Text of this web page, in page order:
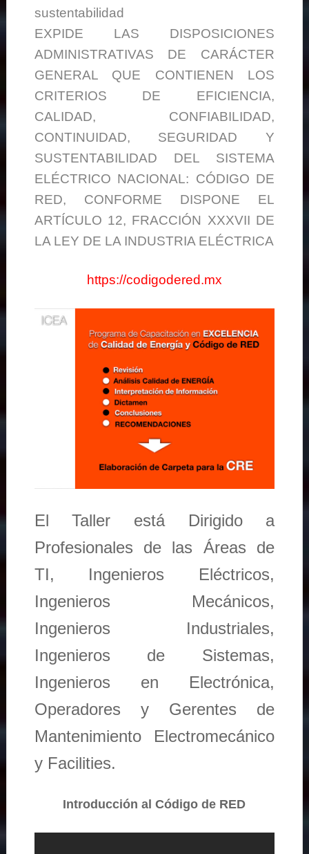
sustentabilidad
EXPIDE LAS DISPOSICIONES
ADMINISTRATIVAS DE CARÁCTER
GENERAL QUE CONTIENEN LOS
CRITERIOS DE EFICIENCIA,
CALIDAD, CONFIABILIDAD,
CONTINUIDAD, SEGURIDAD Y
SUSTENTABILIDAD DEL SISTEMA
ELÉCTRICO NACIONAL: CÓDIGO DE
RED, CONFORME DISPONE EL
ARTÍCULO 12, FRACCIÓN XXXVII DE
LA LEY DE LA INDUSTRIA ELÉCTRICA
https://codigodered.mx
El Taller está Dirigido a
Profesionales de las Áreas de
TI, Ingenieros Eléctricos,
Ingenieros Mecánicos,
Ingenieros Industriales,
Ingenieros de Sistemas,
Ingenieros en Electrónica,
Operadores y Gerentes de
Mantenimiento Electromecánico
y Facilities.
Introducción al Código de RED